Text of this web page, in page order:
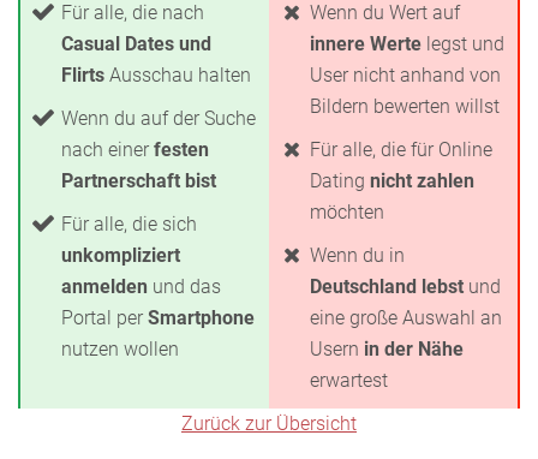
Für alle, die nach
Casual Dates und
Flirts Ausschau halten
Wenn du auf der Suche
nach einer festen
Partnerschaft bist
Für alle, die sich
unkompliziert
anmelden und das
Portal per Smartphone
nutzen wollen
Wenn du Wert auf
innere Werte legst und
User nicht anhand von
Bildern bewerten willst
Für alle, die für Online
Dating nicht zahlen
möchten
Wenn du in
Deutschland lebst und
eine große Auswahl an
Usern in der Nähe
erwartest
Zurück zur Übersicht